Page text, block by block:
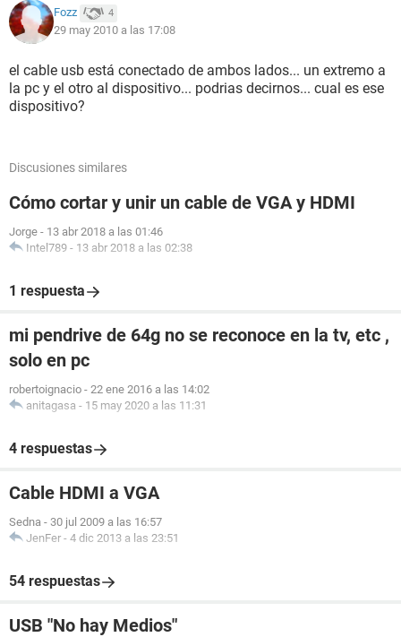
Fozz 4
29 may 2010 a las 17:08
el cable usb está conectado de ambos lados... un extremo a
la pc y el otro al dispositivo... podrias decirnos... cual es ese
dispositivo?
Discusiones similares
Cómo cortar y unir un cable de VGA y HDMI
Jorge - 13 abr 2018 a las 01:46
Intel789 - 13 abr 2018 a las 02:38
1 respuesta
mi pendrive de 64g no se reconoce en la tv, etc ,
solo en pc
robertoignacio - 22 ene 2016 a las 14:02
anitagasa - 15 may 2020 a las 11:31
4 respuestas
Cable HDMI a VGA
Sedna - 30 jul 2009 a las 16:57
JenFer - 4 dic 2013 a las 23:51
54 respuestas
USB "No hay Medios"